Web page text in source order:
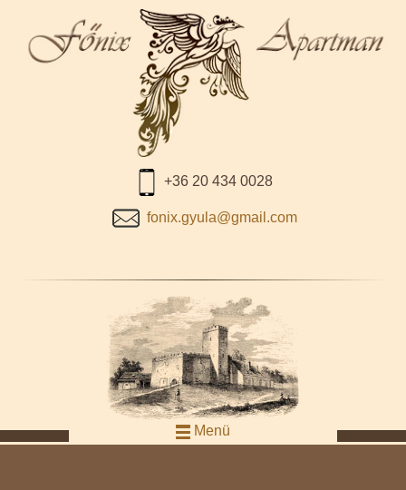
+36 20 434 0028
fonix.gyula@gmail.com
Menü